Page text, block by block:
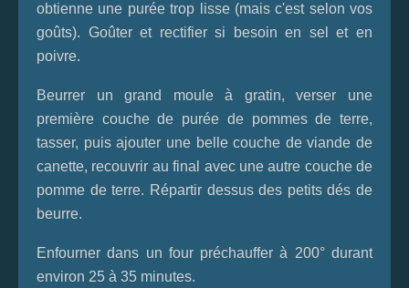
obtienne une purée trop lisse (mais c'est selon vos
goûts). Goûter et rectifier si besoin en sel et en
poivre.
Beurrer un grand moule à gratin, verser une
première couche de purée de pommes de terre,
tasser, puis ajouter une belle couche de viande de
canette, recouvrir au final avec une autre couche de
pomme de terre. Répartir dessus des petits dés de
beurre.
Enfourner dans un four préchauffer à 200° durant
environ 25 à 35 minutes.